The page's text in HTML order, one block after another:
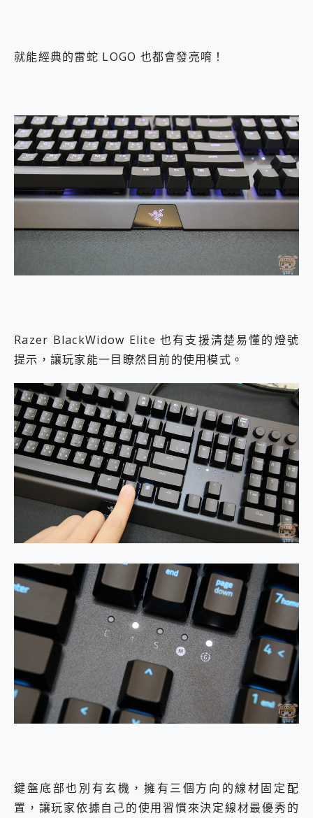
就能經典的雷蛇 LOGO 也都會發亮唷！
Razer BlackWidow Elite 也有支援清楚易懂的燈號
提示，讓玩家能一目瞭然目前的使用模式。
鍵盤底部也別有玄機，擁有三個方向的線材固定配
置，讓玩家依據自己的使用習慣來決定線材最優秀的